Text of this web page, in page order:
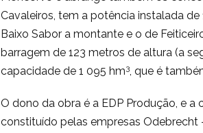
Cavaleiros, tem a potência instalada
Baixo Sabor a montante e o de
barragem de 123 metros de altura (a
capacidade de 1 095 hm3, que é
O dono da obra é a EDP Produção, e
constituído pelas empresas Odebrecht